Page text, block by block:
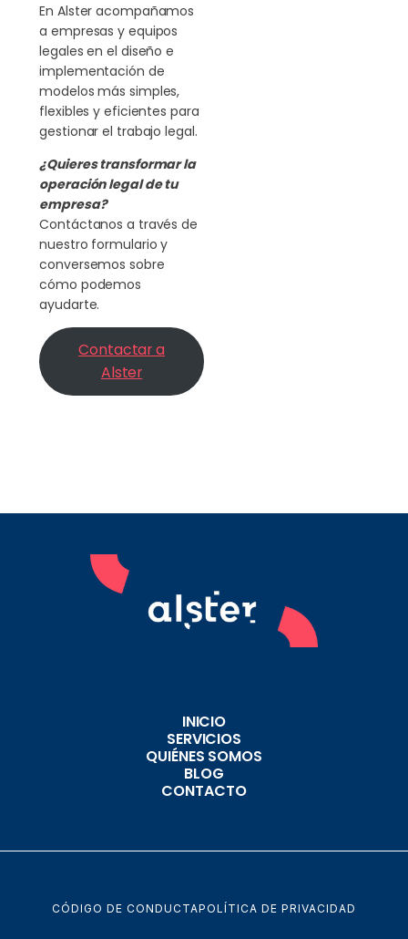
En Alster acompañamos
a empresas y equipos
legales en el diseño e
implementación de
modelos más simples,
flexibles y eficientes para
gestionar el trabajo legal.
¿Quieres transformar la
operación legal de tu
empresa?
Contáctanos a través de
nuestro formulario y
conversemos sobre
cómo podemos
ayudarte.
Contactar a
Alster
INICIO
SERVICIOS
QUIÉNES SOMOS
BLOG
CONTACTO
CÓDIGO DE CONDUCTAPOLÍTICA DE PRIVACIDAD